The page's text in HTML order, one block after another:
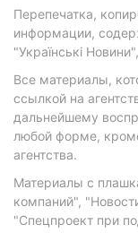
Перепечатка,
информации,
"Українські
Все материалы,
ссылкой на
дальнейшему
любой форме,
агентства.
Материалы с
компаний",
"Спецпроект при